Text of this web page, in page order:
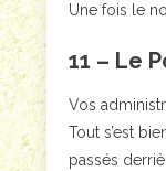
Une fois le
11 – Le
Vos
Tout s’est
passés